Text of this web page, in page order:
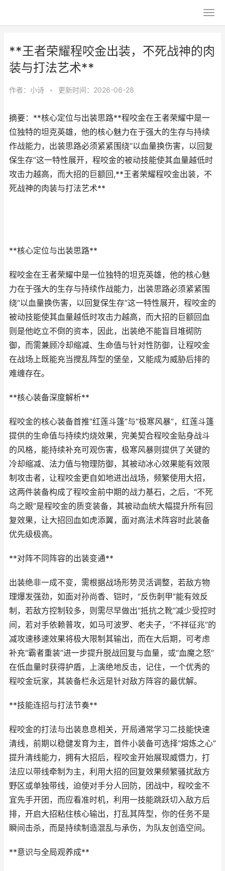
**王者荣耀程咬金出装，不死战神的肉
装与打法艺术**
作者： 小诗 • 更新时间：2026-06-28
摘要：**核心定位与出装思路**程咬金在王者荣耀中是一
位独特的坦克英雄，他的核心魅力在于强大的生存与持续
作战能力，出装思路必须紧紧围绕“以血量换伤害，以回复
保生存”这一特性展开，程咬金的被动技能使其血量越低时
攻击力越高，而大招的巨额回,**王者荣耀程咬金出装，不
死战神的肉装与打法艺术**
**核心定位与出装思路**
程咬金在王者荣耀中是一位独特的坦克英雄，他的核心魅
力在于强大的生存与持续作战能力，出装思路必须紧紧围
绕“以血量换伤害，以回复保生存”这一特性展开，程咬金的
被动技能使其血量越低时攻击力越高，而大招的巨额回血
则是他屹立不倒的资本，因此，出装绝不能盲目堆砌防
御，而需兼顾冷却缩减、生命值与针对性防御，让程咬金
在战场上既能充当搅乱阵型的堡垒，又能成为威胁后排的
难缠存在。
**核心装备深度解析**
程咬金的核心装备首推“红莲斗篷”与“极寒风暴”，红莲斗篷
提供的生命值与持续灼烧效果，完美契合程咬金贴身战斗
的风格，能持续补充可观伤害，极寒风暴则提供了关键的
冷却缩减、法力值与物理防御，其被动冰心效果能有效限
制攻击者，让程咬金更自如地进出战场，频繁使用大招，
这两件装备构成了程咬金前中期的战力基石，之后，“不死
鸟之眼”是程咬金的质变装备，其被动血统大幅提升所有回
复效果，让大招回血如虎添翼，面对高法术阵容时此装备
优先级极高。
**对阵不同阵容的出装变通**
出装绝非一成不变，需根据战场形势灵活调整，若敌方物
理爆发强劲，如面对孙尚香、铠时，“反伤刺甲”能有效反
制，若敌方控制较多，则需尽早做出“抵抗之靴”减少受控时
间，若对手依赖普攻，如马可波罗、老夫子，“不祥征兆”的
减攻速移速效果将极大限制其输出，而在大后期，可考虑
补充“霸者重装”进一步提升脱战回复与血量，或“血魔之怒”
在低血量时获得护盾，上演绝地反击，记住，一个优秀的
程咬金玩家，其装备栏永远是针对敌方阵容的最优解。
**技能连招与打法节奏**
程咬金的打法与出装息息相关，开局通常学习二技能快速
清线，前期以稳健发育为主，首件小装备可选择“熔炼之心”
提升清线能力，拥有大招后，程咬金开始展现威慑力，打
法应以带线牵制为主，利用大招的回复效果频繁骚扰敌方
野区或单独带线，迫使对手分人回防，团战中，程咬金不
宜先手开团，而应看准时机，利用一技能跳跃切入敌方后
排，开启大招粘住核心输出，打乱其阵型，你的任务不是
瞬间击杀，而是持续制造混乱与承伤，为队友创造空间。
**意识与全局观养成**